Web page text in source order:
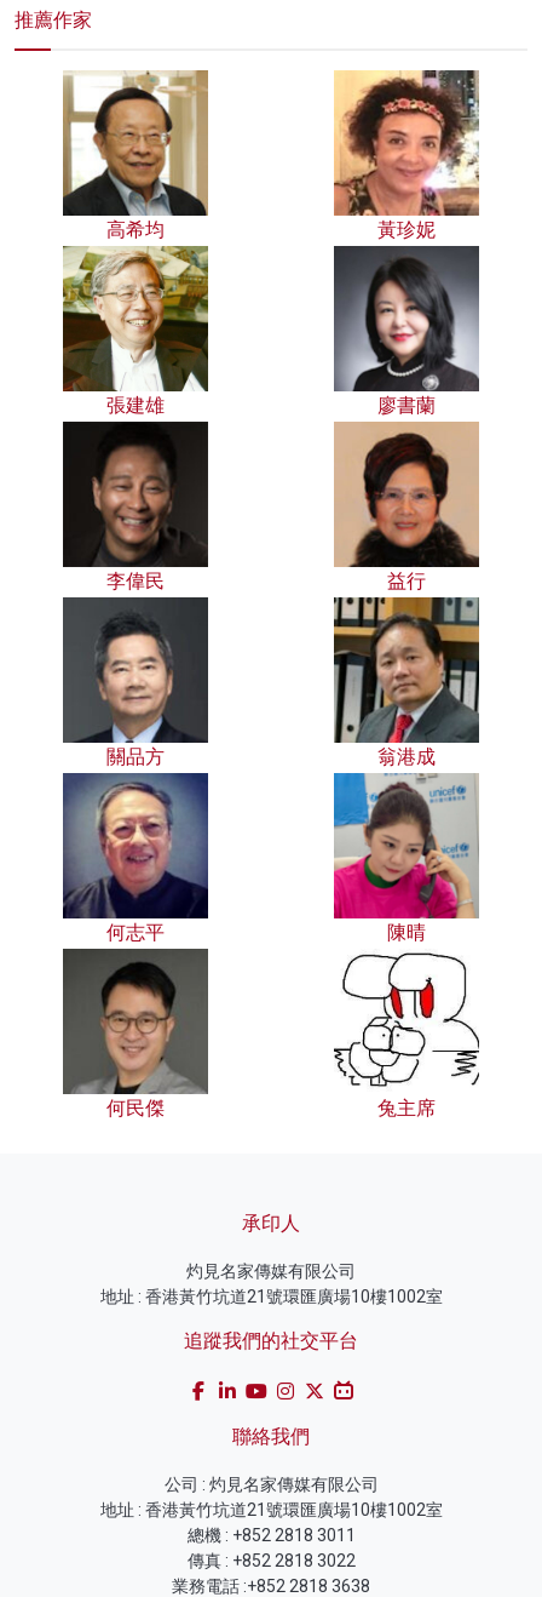
推薦作家
高希均 黃珍妮
張建雄 廖書蘭
李偉民 益行
關品方 翁港成
何志平 陳晴
何民傑 兔主席
承印人
灼見名家傳媒有限公司
地址 : 香港黃竹坑道21號環匯廣場10樓1002室
追蹤我們的社交平台
聯絡我們
公司 : 灼見名家傳媒有限公司
地址 : 香港黃竹坑道21號環匯廣場10樓1002室
總機 : +852 2818 3011
傳真 : +852 2818 3022
業務電話 :+852 2818 3638